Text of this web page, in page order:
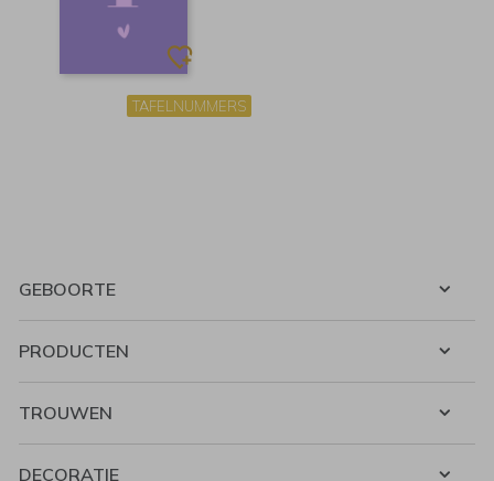
TAFELNUMMERS
GEBOORTE
PRODUCTEN
TROUWEN
DECORATIE